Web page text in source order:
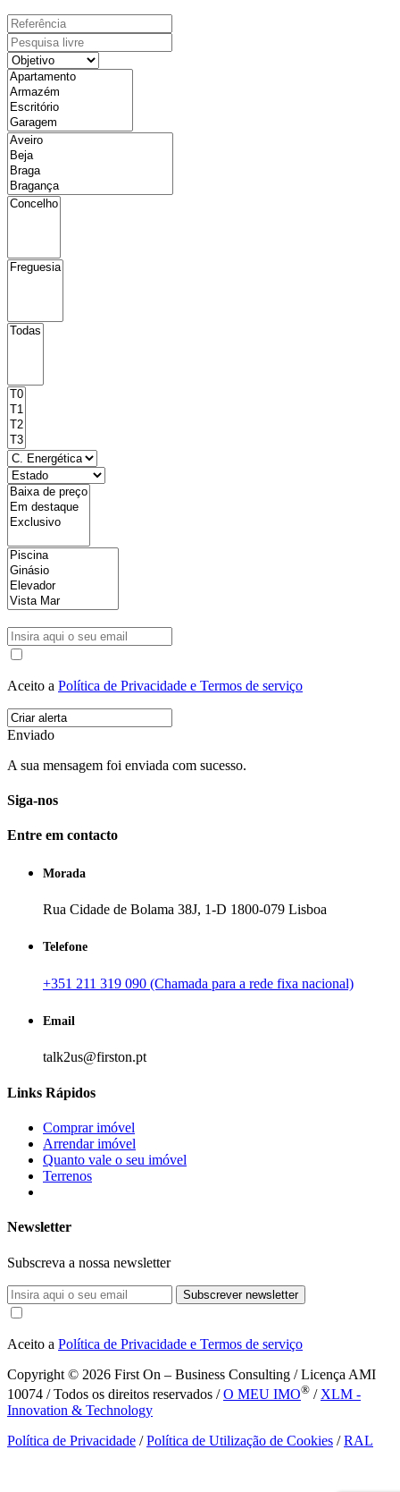
Aceito a Política de Privacidade e Termos de serviço
Enviado
A sua mensagem foi enviada com sucesso.
Siga-nos
Entre em contacto
Morada
Rua Cidade de Bolama 38J, 1-D 1800-079 Lisboa
Telefone
+351 211 319 090 (Chamada para a rede fixa nacional)
Email
talk2us@firston.pt
Links Rápidos
Comprar imóvel
Arrendar imóvel
Quanto vale o seu imóvel
Terrenos
Newsletter
Subscreva a nossa newsletter
Subscrever newsletter
Aceito a Política de Privacidade e Termos de serviço
Copyright © 2026 First On – Business Consulting / Licença AMI
10074 / Todos os direitos reservados /O MEU IMO® / XLM -
Innovation & Technology
Política de Privacidade /Política de Utilização de Cookies /RAL